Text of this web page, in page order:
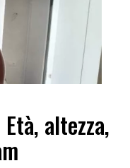
altezza,